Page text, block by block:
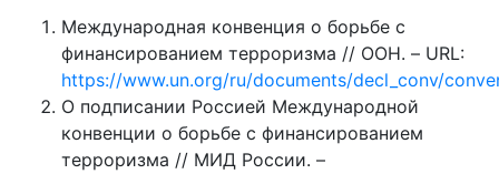
Международная конвенция о борьбе с
финансированием терроризма // ООН. – URL:
https://www.un.org/ru/documents/decl_conv/
О подписании Россией Международной
конвенции о борьбе с финансированием
терроризма // МИД России. –